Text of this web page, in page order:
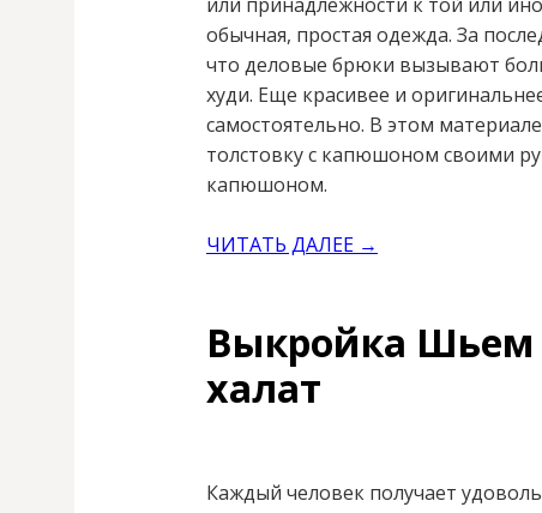
обычная, простая одежда. За
что деловые брюки вызывают
худи. Еще красивее и
самостоятельно. В этом
толстовку с капюшоном своими
капюшоном.
ЧИТАТЬ ДАЛЕЕ →
Выкройка
халат
Каждый человек получает